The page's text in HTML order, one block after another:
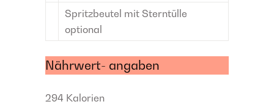
Spritzbeutel mit Sterntülle
optional
Nährwert- angaben
294 Kalorien